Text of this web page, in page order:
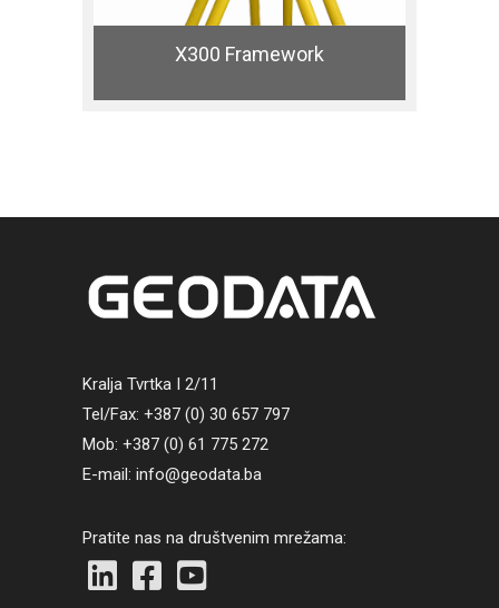
X300 Framework
Kralja Tvrtka I 2/11
Tel/Fax: +387 (0) 30 657 797
Mob: +387 (0) 61 775 272
E-mail: info@geodata.ba
Pratite nas na društvenim mrežama: